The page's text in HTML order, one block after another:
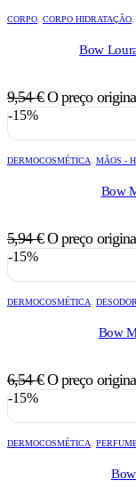
CORPO CORPO HIDRATAÇÃO
Bow
9,54€ O preço
-15%
DERMOCOSMÉTICA MÃOS -
Bow
5,94€ O preço
-15%
DERMOCOSMÉTICA
Bow
6,54€ O preço
-15%
DERMOCOSMÉTICA